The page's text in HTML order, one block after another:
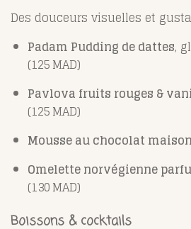
Des douceurs visuelles et
Padam Pudding de dattes,
(125 MAD)
Pavlova fruits rouges &
(125 MAD)
Mousse au chocolat maison
Omelette norvégienne
(130 MAD)
Boissons & cocktails